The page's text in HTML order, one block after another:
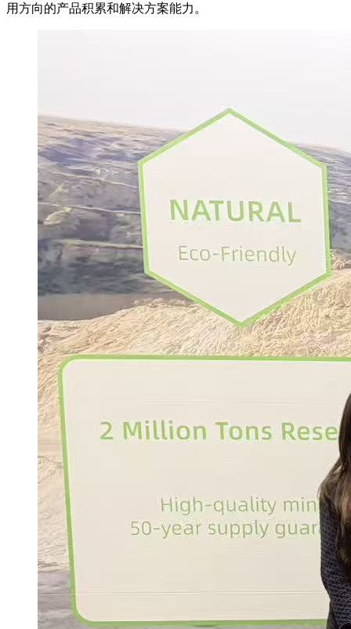
用方向的产品积累和解决方案能力。